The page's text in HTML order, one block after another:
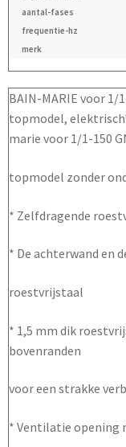
aantal-fases
frequentie-hz
merk
BAIN-MARIE voor
topmodel,
marie voor 1/1-150
topmodel zonder
* Zelfdragende
* De achterwand en
roestvrijstaal
* 1,5 mm dik
bovenranden
voor een strakke
* Ventilatie opening